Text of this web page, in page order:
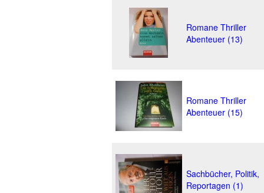
Romane Thriller
Abenteuer (13)
Romane Thriller
Abenteuer (15)
Sachbücher, Politik,
Reportagen (1)